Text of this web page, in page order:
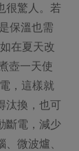
很驚人。若
保溫也需
在夏天改
壺一天使
，這樣就
汰換，也可
斷電，減少
微波爐、